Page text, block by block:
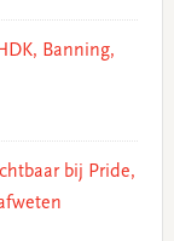
Banning,
bij Pride,